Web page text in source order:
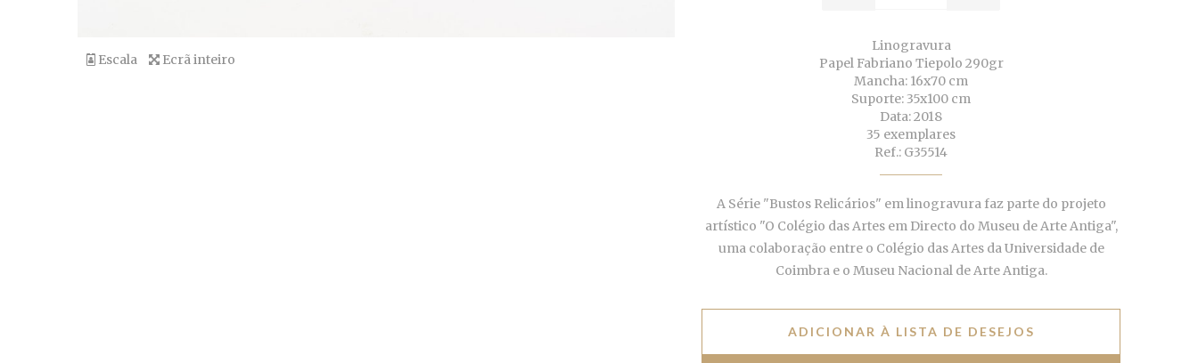
Escala Ecrã inteiro
Linogravura
Papel Fabriano Tiepolo 290gr
Mancha: 16x70 cm
Suporte: 35x100 cm
Data: 2018
35 exemplares
Ref.: G35514
A Série "Bustos Relicários" em linogravura faz parte do projeto
artístico "O Colégio das Artes em Directo do Museu de Arte Antiga",
uma colaboração entre o Colégio das Artes da Universidade de
Coimbra e o Museu Nacional de Arte Antiga.
ADICIONAR À LISTA DE DESEJOS